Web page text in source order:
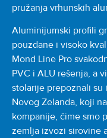
pružanja vrhunskih
Aluminijumski profili
pouzdane i visoko
Mond Line Pro
PVC i ALU rešenja, a
stolarije prepoznali su
Novog Zelanda, koji
kompanije, čime smo
zemlja izvozi sirovine